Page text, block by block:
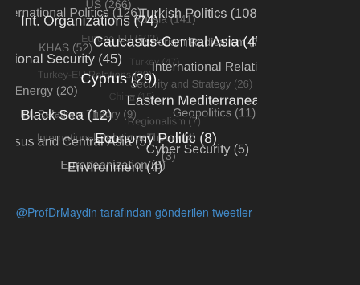
@ProfDrMaydin tarafından gönderilen tweetler